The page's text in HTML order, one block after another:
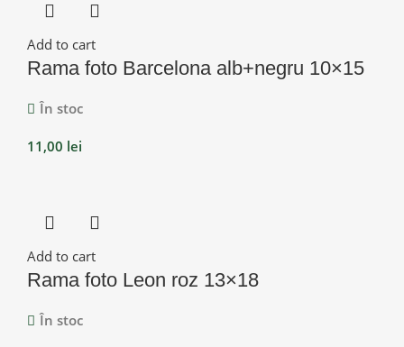
Add to cart
Rama foto Barcelona alb+negru 10×15
În stoc
11,00 lei
Add to cart
Rama foto Leon roz 13×18
În stoc